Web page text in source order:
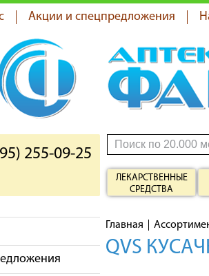
Акции и спецпредложения
255-09-25
ЛЕКАРСТВЕННЫЕ
СРЕДСТВА
Главная
QVS